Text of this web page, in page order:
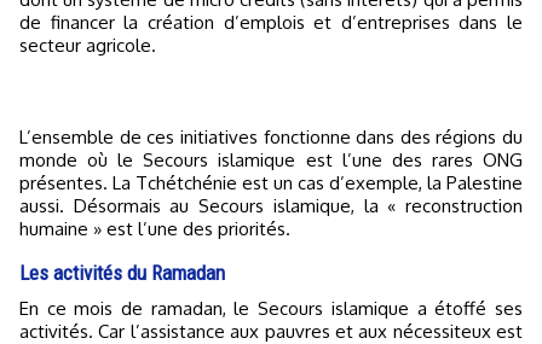
de financer la création d’emplois et d’entreprises dans le
secteur agricole.
L’ensemble de ces initiatives fonctionne dans des régions du
monde où le Secours islamique est l’une des rares ONG
présentes. La Tchétchénie est un cas d’exemple, la Palestine
aussi. Désormais au Secours islamique, la « reconstruction
humaine » est l’une des priorités.
Les activités du Ramadan
En ce mois de ramadan, le Secours islamique a étoffé ses
activités. Car l’assistance aux pauvres et aux nécessiteux est